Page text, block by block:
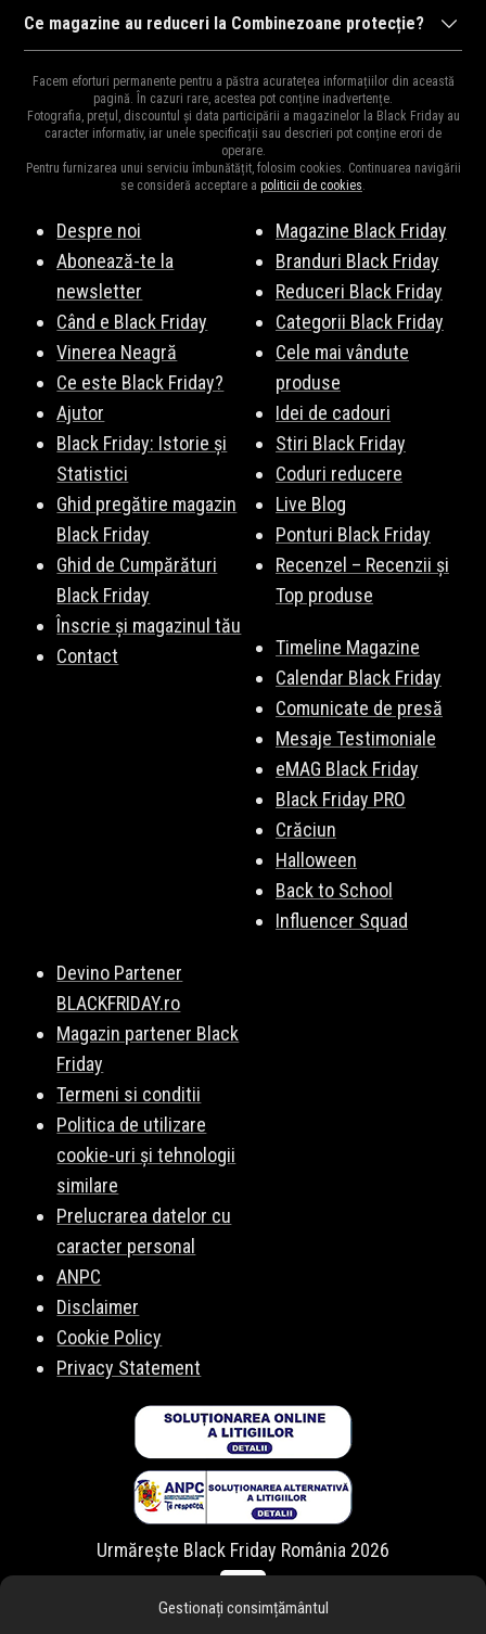
Gestionați consimțământul
După cum ne-am obișnuit în anii trecuți,
se întrec în
pot ajunge și la 95% și cu siguranță vor fi cele mai mari reduceri
din an și e perioada ideală pentru a cumpăra cadourile de
Craciun,Moș Nicolae sau zile de nașterepentru cei dragi.
Ce magazine au reduceri la Combinezoane protecție?
pentru destocaj, de aceea și oferta bogată în reduceri.
Principalele magazine cu reduceri la Combinezoane protecție
Catena Pas cu Pas
Sensilab,Viața Verde Viu, și multe altele. Vezi lista
Facem eforturi permanente pentru a păstra acuratețea informațiilor din această
pagină. În cazuri rare, acestea pot conține inadvertențe.
Fotografia, prețul, discountul și data participării a magazinelor la Black Friday au
caracter informativ, iar unele specificații sau descrieri pot conține erori de
operare.
Pentru furnizarea unui serviciu îmbunătățit, folosim cookies. Continuarea navigării
se consideră acceptare a politicii de cookies.
Despre noi
Abonează-te la
newsletter
Când e Black Friday
Vinerea Neagră
Ce este Black Friday?
Ajutor
Black Friday: Istorie și
Statistici
Ghid pregătire magazin
Black Friday
Ghid de Cumpărături
Black Friday
Înscrie și magazinul tău
Contact
Magazine Black Friday
Branduri Black Friday
Reduceri Black Friday
Categorii Black Friday
Cele mai vândute
produse
Idei de cadouri
Stiri Black Friday
Coduri reducere
Live Blog
Ponturi Black Friday
Recenzel – Recenzii și
Top produse
Timeline Magazine
Calendar Black Friday
Comunicate de presă
Mesaje Testimoniale
eMAG Black Friday
Black Friday PRO
Crăciun
Halloween
Back to School
Influencer Squad
Devino Partener
BLACKFRIDAY.ro
Magazin partener Black
Friday
Termeni si conditii
Politica de utilizare
cookie-uri și tehnologii
similare
Prelucrarea datelor cu
caracter personal
ANPC
Disclaimer
Cookie Policy
Privacy Statement
Urmărește Black Friday România 2026